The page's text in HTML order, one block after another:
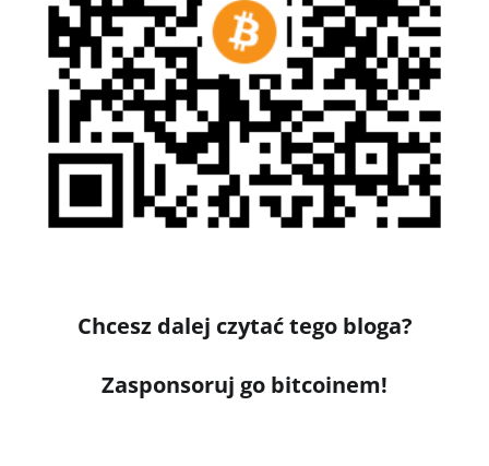
Chcesz dalej czytać tego bloga?
Zasponsoruj go bitcoinem!